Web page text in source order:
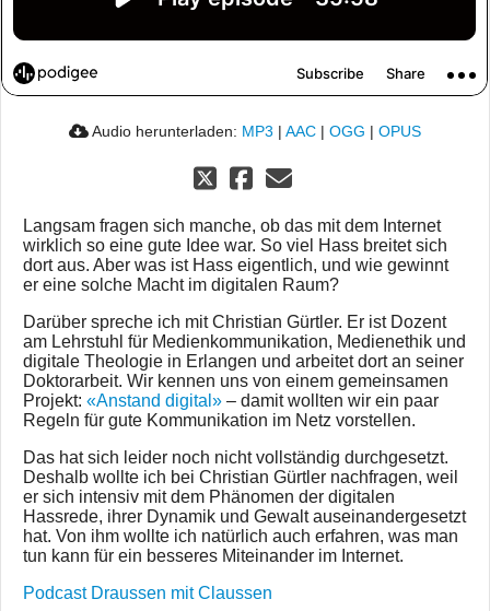
Audio herunterladen: MP3 | AAC | OGG | OPUS
Langsam fragen sich manche, ob das mit dem Internet
wirklich so eine gute Idee war. So viel Hass breitet sich
dort aus. Aber was ist Hass eigentlich, und wie gewinnt
er eine solche Macht im digitalen Raum?
Darüber spreche ich mit Christian Gürtler. Er ist Dozent
am Lehrstuhl für Medienkommunikation, Medienethik und
digitale Theologie in Erlangen und arbeitet dort an seiner
Doktorarbeit. Wir kennen uns von einem gemeinsamen
Projekt: «Anstand digital» – damit wollten wir ein paar
Regeln für gute Kommunikation im Netz vorstellen.
Das hat sich leider noch nicht vollständig durchgesetzt.
Deshalb wollte ich bei Christian Gürtler nachfragen, weil
er sich intensiv mit dem Phänomen der digitalen
Hassrede, ihrer Dynamik und Gewalt auseinandergesetzt
hat. Von ihm wollte ich natürlich auch erfahren, was man
tun kann für ein besseres Miteinander im Internet.
Podcast Draussen mit Claussen